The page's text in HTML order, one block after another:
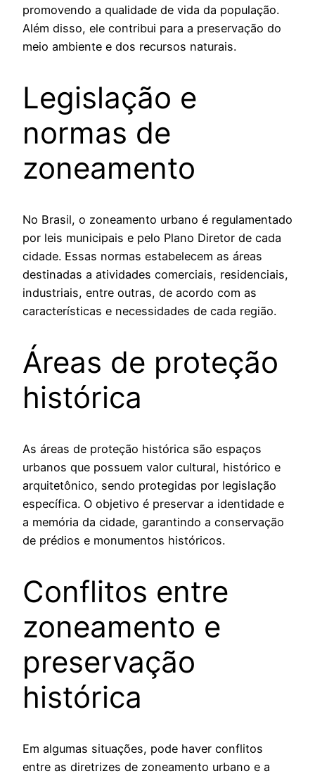
promovendo a qualidade de vida da população.
Além disso, ele contribui para a preservação do
meio ambiente e dos recursos naturais.
Legislação e
normas de
zoneamento
No Brasil, o zoneamento urbano é regulamentado
por leis municipais e pelo Plano Diretor de cada
cidade. Essas normas estabelecem as áreas
destinadas a atividades comerciais, residenciais,
industriais, entre outras, de acordo com as
características e necessidades de cada região.
Áreas de proteção
histórica
As áreas de proteção histórica são espaços
urbanos que possuem valor cultural, histórico e
arquitetônico, sendo protegidas por legislação
específica. O objetivo é preservar a identidade e
a memória da cidade, garantindo a conservação
de prédios e monumentos históricos.
Conflitos entre
zoneamento e
preservação
histórica
Em algumas situações, pode haver conflitos
entre as diretrizes de zoneamento urbano e a